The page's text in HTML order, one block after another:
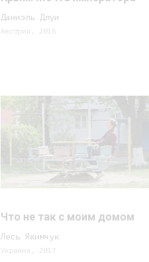
Даниэль Длуи
Австрия, 2016
Что не так с моим домом
Лесь Якимчук
Украина, 2017